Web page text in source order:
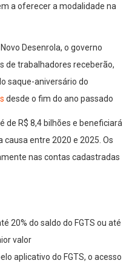
a oferecer a modalidade na
Desenrola, o governo
de trabalhadores receberão,
saque-aniversário do
desde o fim do ano passado
de R$ 8,4 bilhões e beneficiará
entre 2020 e 2025. Os
nas contas cadastradas
20% do saldo do FGTS ou até
valor
aplicativo do FGTS, o acesso